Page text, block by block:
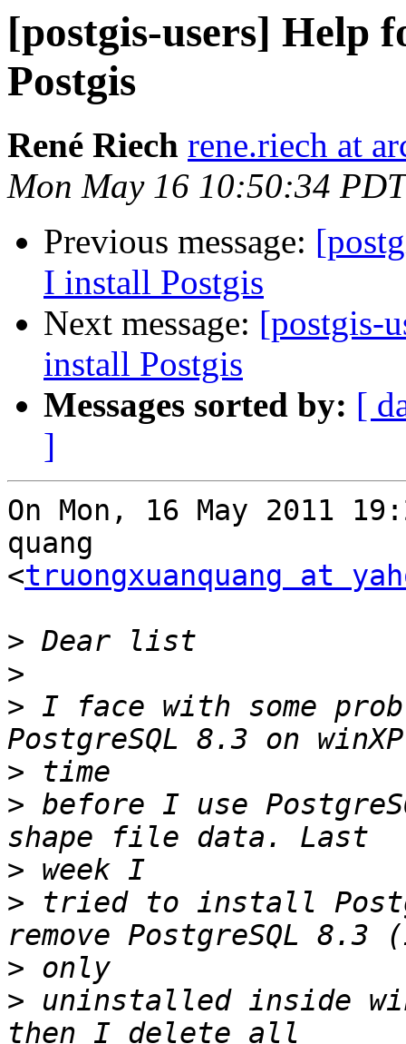
[postgis-users] Help
Postgis
René Riech rene.riech at
Mon May 16 10:50:34
Previous message:
I install Postgis
Next message: [postgis-
install Postgis
Messages sorted by: [
]
On Mon, 16 May 2011
quang
<truongxuanquang at
>
>
> I face with some
>
> before I use
>
> tried to install
>
> uninstalled inside